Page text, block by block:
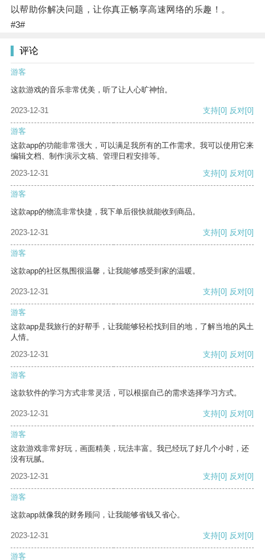
以帮助你解决问题，让你真正畅享高速网络的乐趣！。
#3#
评论
游客
这款游戏的音乐非常优美，听了让人心旷神怡。
2023-12-31 支持[0] 反对[0]
游客
这款app的功能非常强大，可以满足我所有的工作需求。我可以使用它来
编辑文档、制作演示文稿、管理日程安排等。
2023-12-31
支持[0] 反对[0]
游客
这款app的物流非常快捷，我下单后很快就能收到商品。
2023-12-31 支持[0] 反对[0]
游客
这款app的社区氛围很温馨，让我能够感受到家的温暖。
2023-12-31 支持[0] 反对[0]
游客
这款app是我旅行的好帮手，让我能够轻松找到目的地，了解当地的风土
人情。
2023-12-31
支持[0] 反对[0]
游客
这款软件的学习方式非常灵活，可以根据自己的需求选择学习方式。
2023-12-31 支持[0] 反对[0]
游客
这款游戏非常好玩，画面精美，玩法丰富。我已经玩了好几个小时，还
没有玩腻。
2023-12-31
支持[0] 反对[0]
游客
这款app就像我的财务顾问，让我能够省钱又省心。
2023-12-31 支持[0] 反对[0]
游客